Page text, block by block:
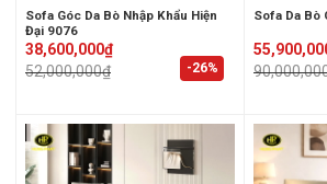
Sofa màu be là những màu nào?
-26%
Sofa Góc Da Bò Nhập Khẩu Hiện
Đại 9076
52,000,000₫
Original
price
was:
38,600,000₫
Current
price
is:
Sofa Da Bò
Original
price
was:
Current
price
is: